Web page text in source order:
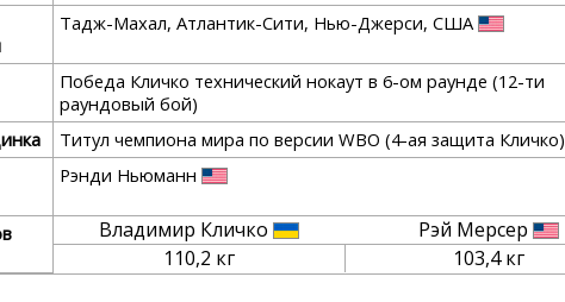
Тадж-Махал, Атлантик-Сити, Нью-Джерси, США
Победа Кличко технический нокаут в 6-ом раунде (12-ти
раундовый бой)
Титул чемпиона мира по версии WBO (4-ая защита Кличко)
Рэнди Ньюманн
Владимир Кличко
Рэй Мерсер
110,2 кг
103,4 кг